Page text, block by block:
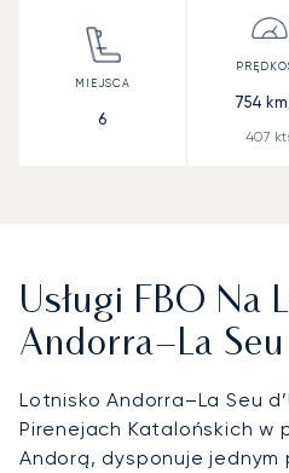
6
754
407
Usługi FBO Na
Andorra–La Seu
Lotnisko Andorra–La Seu
Pirenejach Katalońskich w
Andorą, dysponuje jednym